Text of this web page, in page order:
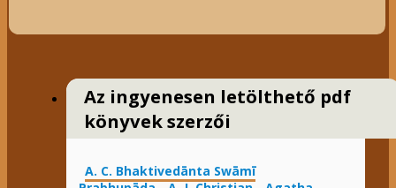
Az ingyenesen letölthető pdf
könyvek szerzői
A. C. Bhaktivedānta Swāmī